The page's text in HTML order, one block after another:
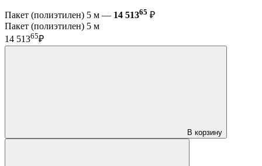
Пакет (полиэтилен) 5 м — 14 51365 ₽
Пакет (полиэтилен) 5 м
14 51365₽
В корзину